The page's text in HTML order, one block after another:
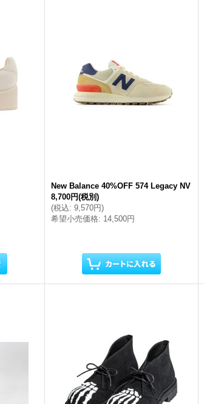
New Balance 40%OFF 574 Legacy NV
8,700円(税別)
(税込: 9,570円)
希望小売価格: 14,500円